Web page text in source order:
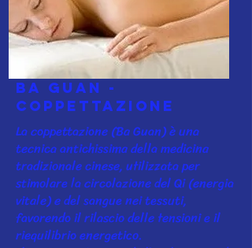
Ba Guan -
coppettazione
La coppettazione (Ba Guan) è una
tecnica antichissima della medicina
tradizionale cinese, utilizzata per
stimolare la circolazione del Qi (energia
vitale) e del sangue nei tessuti,
favorendo il rilascio delle tensioni e il
riequilibrio energetico.